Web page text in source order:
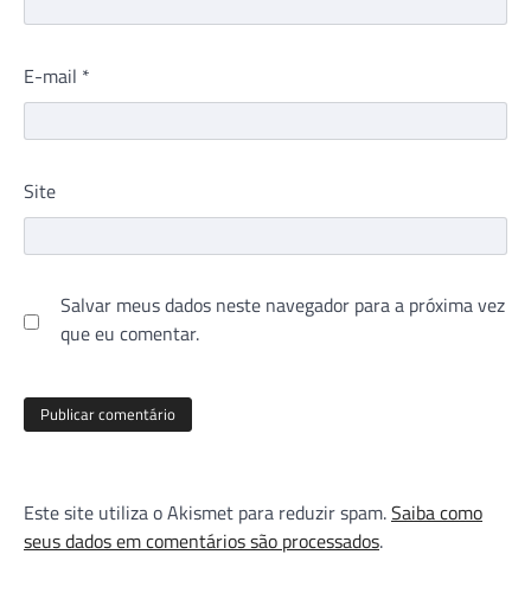
E-mail *
Site
Salvar meus dados neste navegador para a próxima vez
que eu comentar.
Este site utiliza o Akismet para reduzir spam.Saiba como
seus dados em comentários são processados.